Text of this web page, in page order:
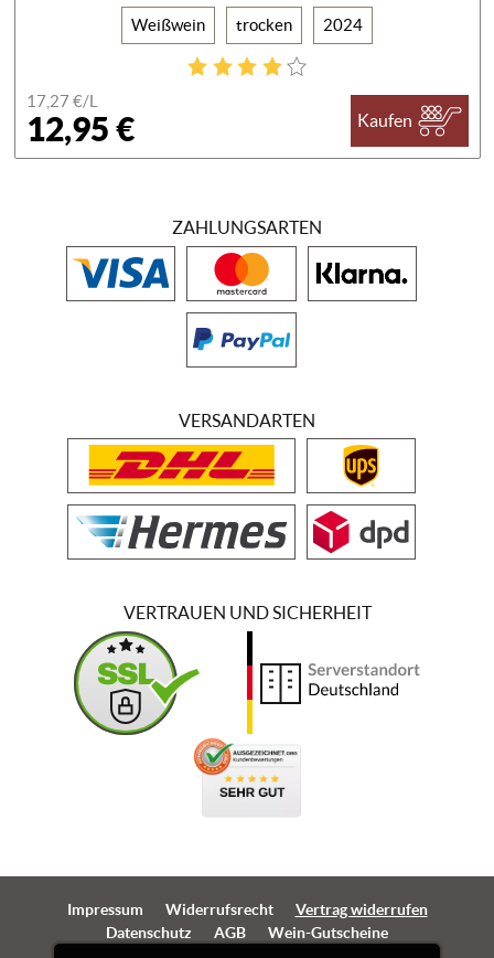
Weißwein trocken 2024
17,27 €/L
12,95 € Kaufen
ZAHLUNGSARTEN
VERSANDARTEN
VERTRAUEN UND SICHERHEIT
Impressum Widerrufsrecht
Vertrag widerrufen
Datenschutz
AGB Wein-Gutscheine